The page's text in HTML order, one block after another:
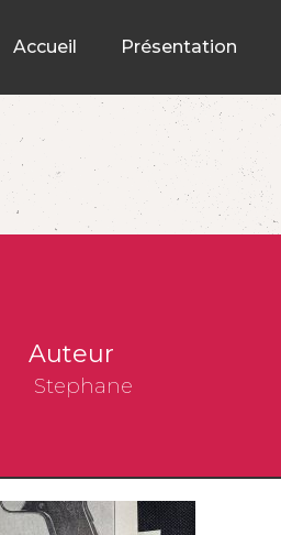
Accueil Présentation
Auteur
Stephane